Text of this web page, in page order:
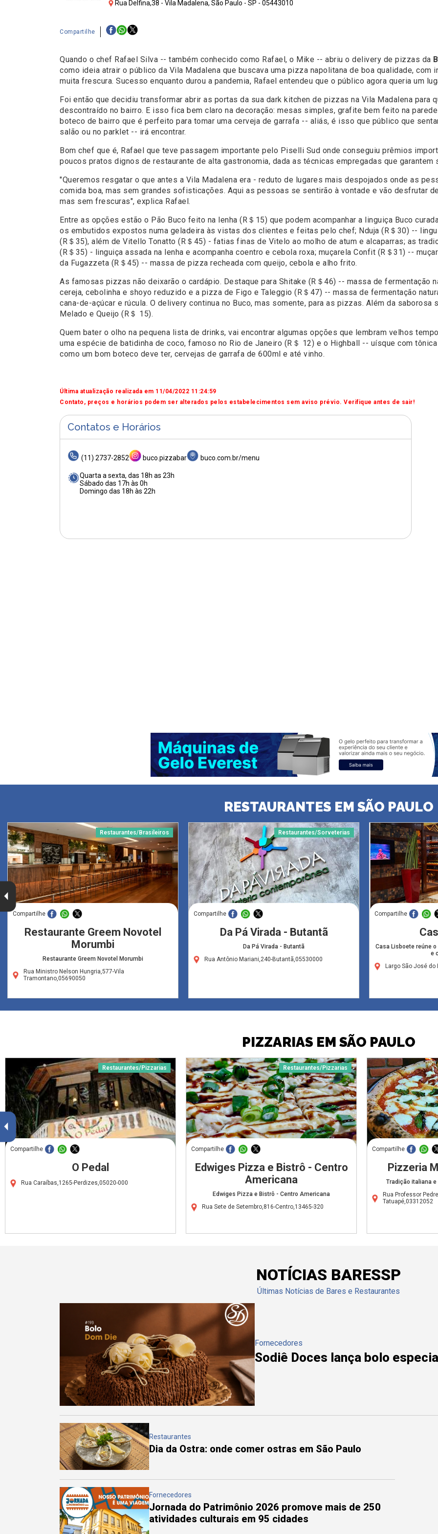
Rua Delfina,38 - Vila Madalena, São Paulo - SP - 05443010
Compartilhe
Quando o chef Rafael Silva -- também conhecido como Rafael, o Mike -- abriu o delivery de pizzas da
como ideia atrair o público da Vila Madalena que buscava uma pizza napolitana de boa qualidade,
muita frescura. Sucesso enquanto durou a pandemia, Rafael entendeu que o público agora queria um
Foi então que decidiu transformar abrir as portas da sua dark kitchen de pizzas na Vila Madalena para
descontraído no bairro. E isso fica bem claro na decoração: mesas simples, grafite bem feito na
boteco de bairro que é perfeito para tomar uma cerveja de garrafa -- aliás, é isso que público que
salão ou no parklet -- irá encontrar.
Bom chef que é, Rafael que teve passagem importante pelo Piselli Sud onde conseguiu prêmios
poucos pratos dignos de restaurante de alta gastronomia, dada as técnicas empregadas que garantem
"Queremos resgatar o que antes a Vila Madalena era - reduto de lugares mais despojados onde as
comida boa, mas sem grandes sofisticações. Aqui as pessoas se sentirão à vontade e vão desfrutar
mas sem frescuras", explica Rafael.
Entre as opções estão o Pão Buco feito na lenha (R＄15) que podem acompanhar a linguiça Buco
os embutidos expostos numa geladeira às vistas dos clientes e feitas pelo chef; Nduja (R＄30) --
(R＄35), além de Vitello Tonatto (R＄45) - fatias finas de Vitelo ao molho de atum e alcaparras; as
(R＄35) - linguiça assada na lenha e acompanha coentro e cebola roxa; muçarela Confit (R＄31) --
da Fugazzeta (R＄45) -- massa de pizza recheada com queijo, cebola e alho frito.
As famosas pizzas não deixarão o cardápio. Destaque para Shitake (R＄46) -- massa de fermentação
cereja, cebolinha e shoyo reduzido e a pizza de Figo e Taleggio (R＄47) -- massa de fermentação
cana-de-açúcar e rúcula. O delivery continua no Buco, mas somente, para as pizzas. Além da saborosa
Melado e Queijo (R＄ 15).
Quem bater o olho na pequena lista de drinks, vai encontrar algumas opções que lembram velhos
uma espécie de batidinha de coco, famoso no Rio de Janeiro (R＄ 12) e o Highball -- uísque com
como um bom boteco deve ter, cervejas de garrafa de 600ml e até vinho.
Última atualização realizada em 11/04/2022 11:24:59
Contato, preços e horários podem ser alterados pelos estabelecimentos sem aviso prévio. Verifique antes de sair!
Contatos e Horários
(11) 2737-2852 buco.pizzabar buco.com.br/menu
Quarta a sexta, das 18h as 23h
Sábado das 17h às 0h
Domingo das 18h às 22h
RESTAURANTES EM SÃO PAULO
Restaurantes/Brasileiros
Compartilhe
Restaurante Greem Novotel
Morumbi
Restaurante Greem Novotel Morumbi
Rua Ministro Nelson Hungria,577-Vila
Tramontano,05690050
Restaurantes/Sorveterias
Compartilhe
Da Pá Virada - Butantã
Da Pá Virada - Butantã
Rua Antônio Mariani,240-Butantã,05530000
Compartilhe
Casa Lisboete reúne
e
Largo São José do
PIZZARIAS EM SÃO PAULO
Restaurantes/Pizzarias
Compartilhe
O Pedal
Rua Caraíbas,1265-Perdizes,05020-000
Restaurantes/Pizzarias
Compartilhe
Edwiges Pizza e Bistrô - Centro
Americana
Edwiges Pizza e Bistrô - Centro Americana
Rua Sete de Setembro,816-Centro,13465-320
Compartilhe
Pizzeria
Tradição italiana
Rua Professor
Tatuapé,03312052
NOTÍCIAS BARESSP
Últimas Notícias de Bares e Restaurantes
Fornecedores
Sodiê Doces lança bolo
Restaurantes
Dia da Ostra: onde comer ostras em São Paulo
Fornecedores
Jornada do Patrimônio 2026 promove mais de 250
atividades culturais em 95 cidades